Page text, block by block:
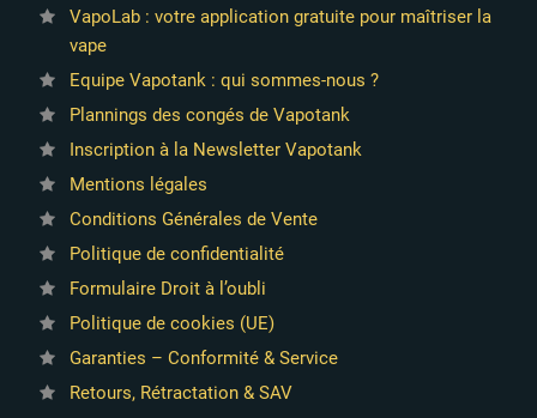
VapoLab : votre application gratuite pour maîtriser la
vape
Equipe Vapotank : qui sommes-nous ?
Plannings des congés de Vapotank
Inscription à la Newsletter Vapotank
Mentions légales
Conditions Générales de Vente
Politique de confidentialité
Formulaire Droit à l’oubli
Politique de cookies (UE)
Garanties – Conformité & Service
Retours, Rétractation & SAV